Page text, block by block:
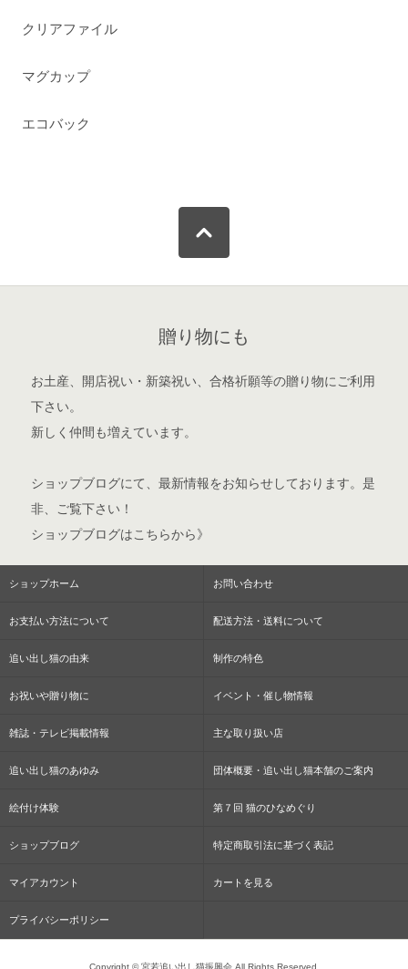
クリアファイル
マグカップ
エコバック
贈り物にも
お土産、開店祝い・新築祝い、合格祈願等の贈り物にご利用
下さい。
新しく仲間も増えています。
ショップブログにて、最新情報をお知らせしております。是
非、ご覧下さい！
ショップブログはこちらから》
ショップホーム お問い合わせ
お支払い方法について 配送方法・送料について
追い出し猫の由来 制作の特色
お祝いや贈り物に イベント・催し物情報
雑誌・テレビ掲載情報 主な取り扱い店
追い出し猫のあゆみ 団体概要・追い出し猫本舗のご案内
絵付け体験 第７回 猫のひなめぐり
ショップブログ 特定商取引法に基づく表記
マイアカウント カートを見る
プライバシーポリシー
Copyright © 宮若追い出し猫振興会 All Rights Reserved.